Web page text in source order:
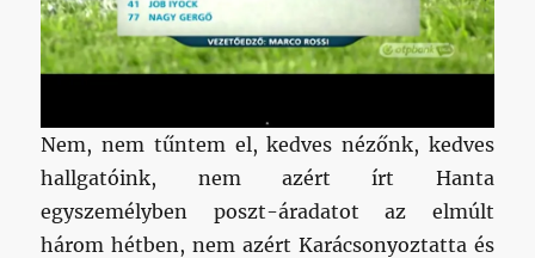
Nem, nem tűntem el, kedves nézőnk, kedves
hallgatóink, nem azért írt Hanta
egyszemélyben poszt-áradatot az elmúlt
három hétben, nem azért Karácsonyoztatta és